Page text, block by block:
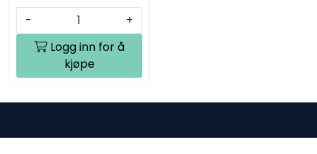
-
+
Logg inn for å
kjøpe